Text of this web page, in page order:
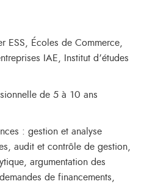
ESS, Écoles de Commerce,
IAE, Institut d’études
de 5 à 10 ans
: gestion et analyse
audit et contrôle de gestion,
argumentation des
de financements,